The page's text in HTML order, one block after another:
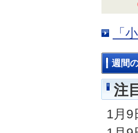
「
週間
注
1月9